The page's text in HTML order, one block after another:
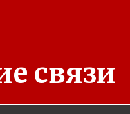
связи